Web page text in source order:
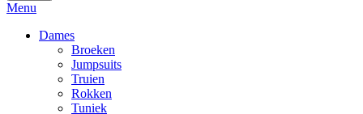
Menu
Dames
Broeken
Jumpsuits
Truien
Rokken
Tuniek